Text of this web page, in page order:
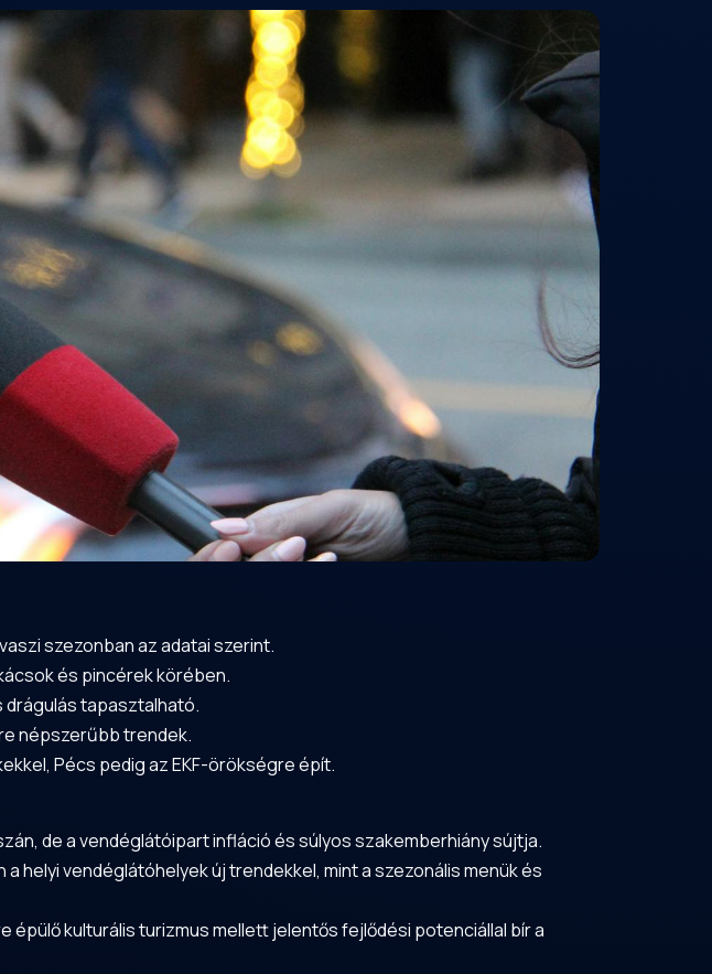
szezonban az adatai szerint.
és pincérek körében.
drágulás tapasztalható.
népszerűbb trendek.
Pécs pedig az EKF-örökségre épít.
de a vendéglátóipart infláció és súlyos szakemberhiány sújtja.
helyi vendéglátóhelyek új trendekkel, mint a szezonális menük és
kulturális turizmus mellett jelentős fejlődési potenciállal bír a